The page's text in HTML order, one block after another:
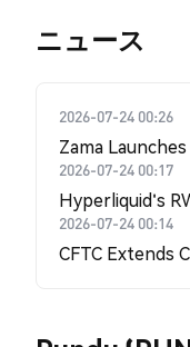
​​ニュース​​
2026-07-24 00:26
Zama
2026-07-24 00:17
Hyperliquid's
2026-07-24 00:14
CFTC Extends